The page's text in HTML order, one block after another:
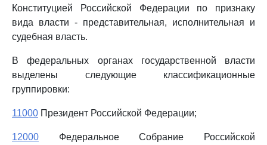
Конституцией Российской Федерации по признаку
вида власти - представительная, исполнительная и
судебная власть.
В федеральных органах государственной власти
выделены следующие классификационные
группировки:
11000 Президент Российской Федерации;
12000 Федеральное Собрание Российской